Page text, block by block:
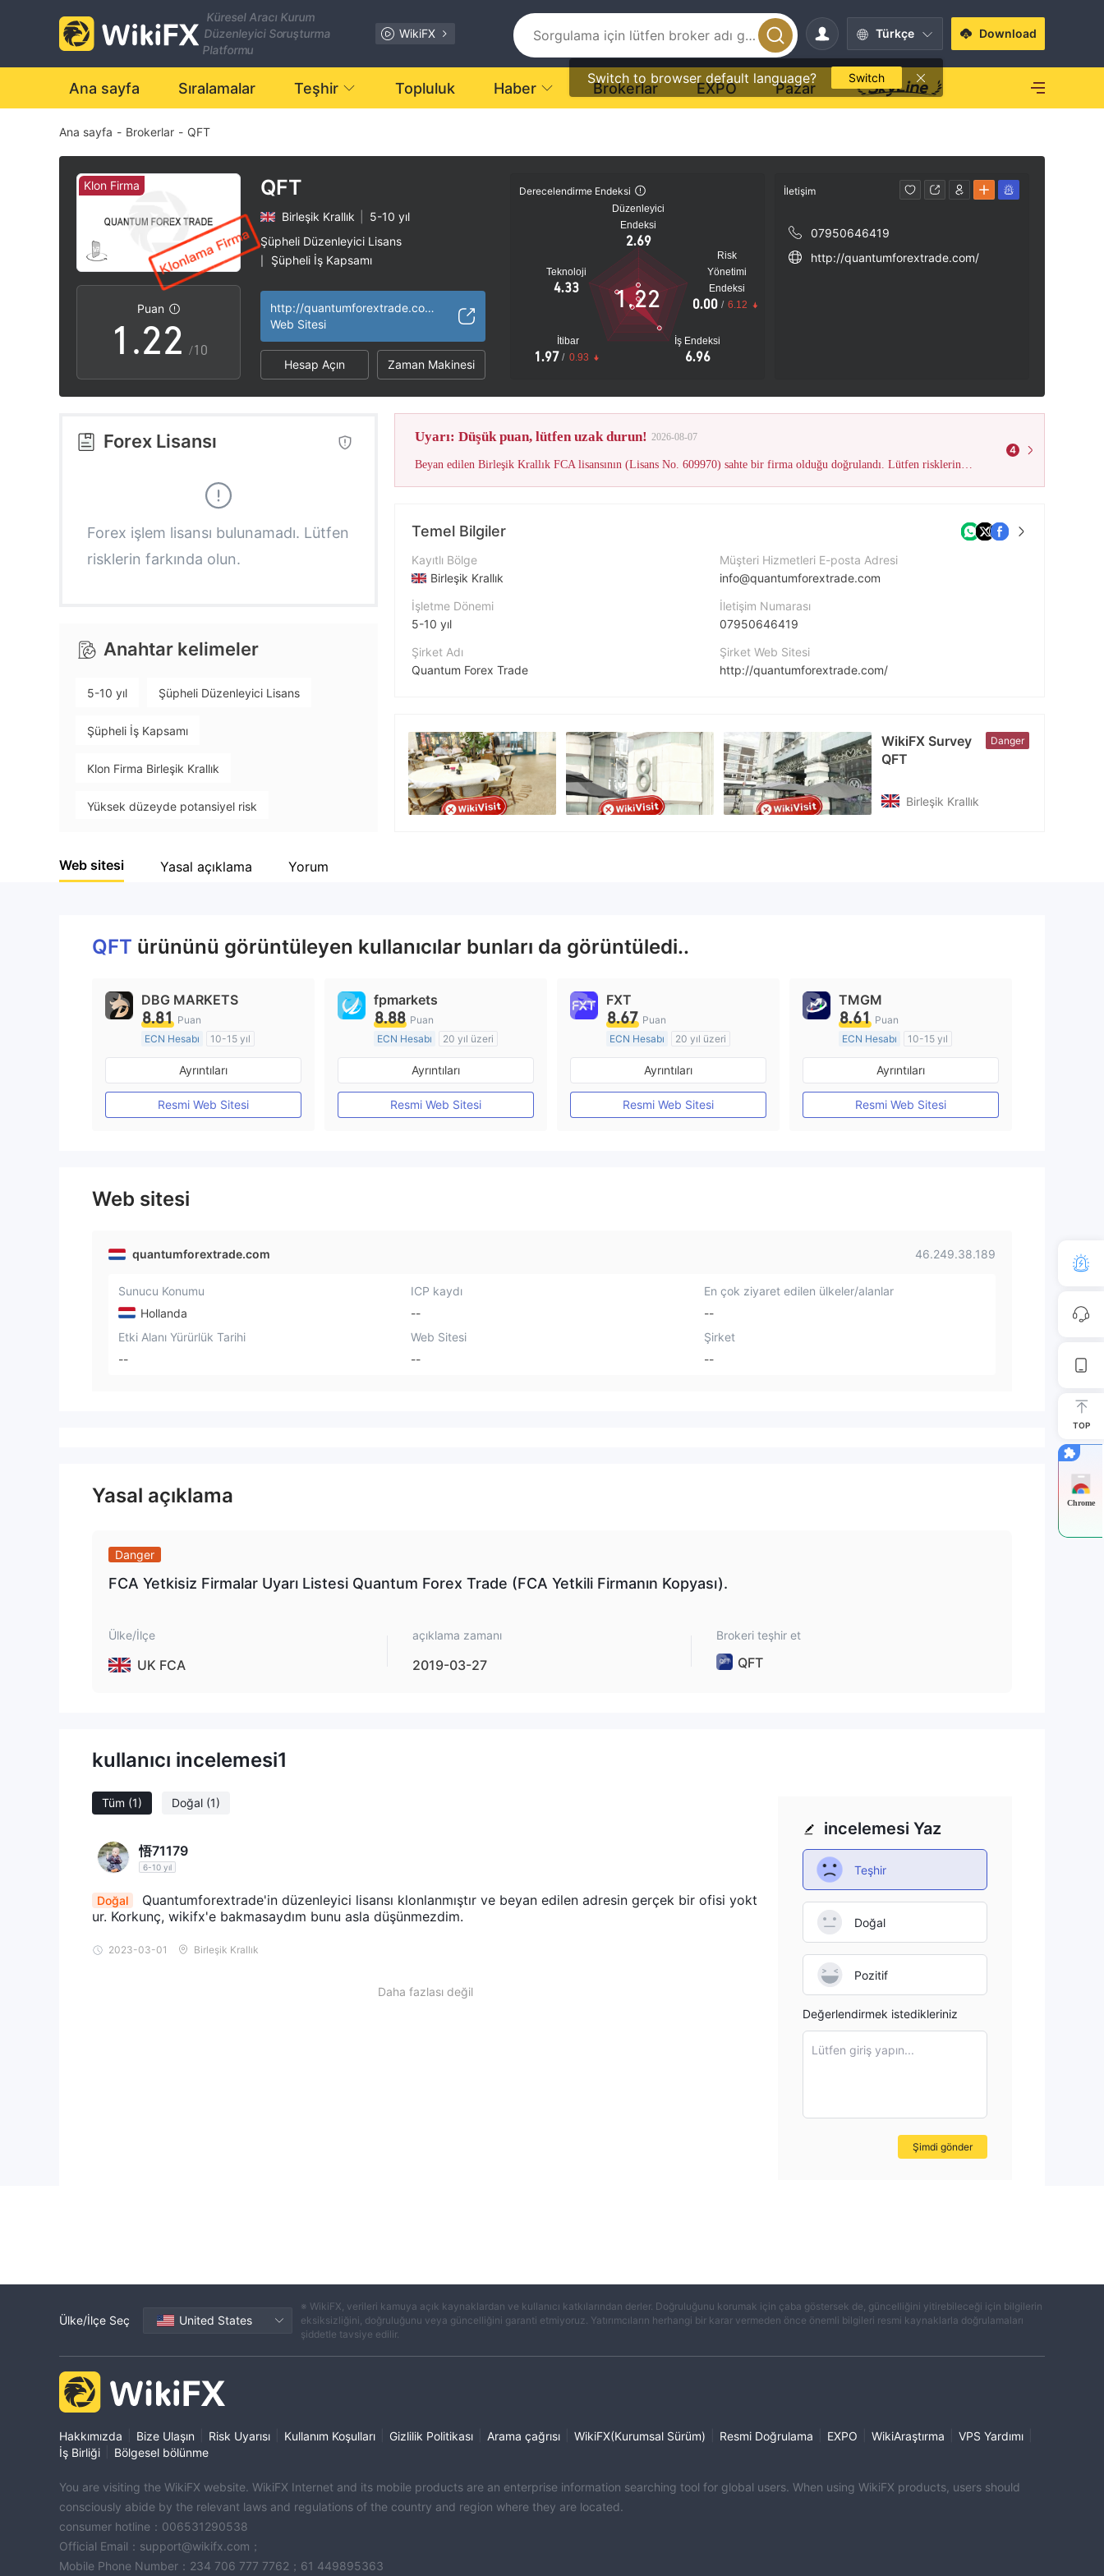
Küresel Aracı Kurum
Düzenleyici Soruşturma
Platformu
WikiFX Türkçe
Switch to browser default language? Switch
Download
Ana sayfa Sıralamalar Teşhir Topluluk Haber Brokerlar EXPO Pazar
Ana sayfa - Brokerlar - QFT
Klon Firma
Puan
0
1
2
3
5
6
9
.
0
1
2
3
4
6
7
0
1
2
3
4
6
7
/10
QFT
Birleşik Krallık
5-10 yıl
Şüpheli Düzenleyici Lisans
Şüpheli İş Kapsamı
http://quantumforextrade.com/
Web Sitesi
Hesap Açın Zaman Makinesi
Derecelendirme Endeksi
Düzenleyici
Endeksi
2.69
Teknoloji
4.33
İtibar
1.97 / 0.93
İş Endeksi
6.96
Risk
Yönetimi
Endeksi
0.00 / 6.12
1.22
İletişim
07950646419
http://quantumforextrade.com/
Forex Lisansı
Forex işlem lisansı bulunamadı. Lütfen
risklerin farkında olun.
Anahtar kelimeler
5-10 yıl Şüpheli Düzenleyici Lisans
Şüpheli İş Kapsamı
Klon Firma Birleşik Krallık
Yüksek düzeyde potansiyel risk
Uyarı: Düşük puan, lütfen uzak durun! 2026-08-07
Beyan edilen Birleşik Krallık FCA lisansının (Lisans No. 609970) sahte bir firma olduğu doğrulandı. Lütfen risklerin farkında olun ve zarar görmemek için tetikte kalın!
4
Temel Bilgiler
Kayıtlı Bölge
Birleşik Krallık
İşletme Dönemi
5-10 yıl
Şirket Adı
Quantum Forex Trade
Şirket çalışanı
--
Müşteri Hizmetleri E-posta Adresi
info@quantumforextrade.com
İletişim Numarası
07950646419
Şirket Web Sitesi
http://quantumforextrade.com/
WikiFX Survey
QFT
Danger
Birleşik Krallık
Web sitesi Yasal açıklama Yorum
QFT ürününü görüntüleyen kullanıcılar bunları da görüntüledi..
DBG MARKETS
8.81 Puan
ECN Hesabı
10-15 yıl
Düzenleyici Ülke/Bölge: Avustralya
Pazar Yapıcılık (MM)
MT4 Tam Lisans
Ayrıntıları
Resmi Web Sitesi
fpmarkets
8.88 Puan
ECN Hesabı
20 yıl üzeri
Düzenleyici Ülke/Bölge: Avustralya
Pazar Yapıcılık (MM)
MT4 Tam Lisans
Ayrıntıları
Resmi Web Sitesi
FXT
8.67 Puan
ECN Hesabı
20 yıl üzeri
Düzenleyici Ülke/Bölge: Avustralya
Pazar Yapıcılık (MM)
MT4 Tam Lisans
Ayrıntıları
Resmi Web Sitesi
TMGM
8.61 Puan
ECN Hesabı
10-15 yıl
Düzenleyici Ülke/Bölge: Avustralya
Pazar Yapıcılık (MM)
MT4 Tam Lisans
Ayrıntıları
Resmi Web Sitesi
Web sitesi
quantumforextrade.com 46.249.38.189
Sunucu Konumu
Hollanda
ICP kaydı
--
En çok ziyaret edilen ülkeler/alanlar
--
Etki Alanı Yürürlük Tarihi
--
Web Sitesi
--
Şirket
--
Yasal açıklama
Danger
FCA Yetkisiz Firmalar Uyarı Listesi Quantum Forex Trade (FCA Yetkili Firmanın Kopyası).
Ülke/İlçe
UK FCA
açıklama zamanı
2019-03-27
Brokeri teşhir et
QFT
kullanıcı incelemesi1
Tüm (1) Doğal (1)
悟71179
6-10 yıl
Doğal
Quantumforextrade'in düzenleyici lisansı klonlanmıştır ve beyan edilen adresin gerçek bir ofisi yokt
ur. Korkunç, wikifx'e bakmasaydım bunu asla düşünmezdim.
2023-03-01 Birleşik Krallık
Daha fazlası değil
incelemesi Yaz
Teşhir
Doğal
Pozitif
Değerlendirmek istedikleriniz
Lütfen giriş yapın...
Şimdi gönder
TOP
Chrome
Ülke/İlçe Seç United States
※ WikiFX, verileri kamuya açık kaynaklardan ve kullanıcı katkılarından derler. Doğruluğunu korumak için çaba göstersek de, güncelliğini yitirebileceği için bilgilerin
eksiksizliğini, doğruluğunu veya güncelliğini garanti etmiyoruz. Yatırımcıların herhangi bir karar vermeden önce önemli bilgileri resmi kaynaklarla doğrulamaları
şiddetle tavsiye edilir.
Hakkımızda Bize Ulaşın Risk Uyarısı Kullanım Koşulları Gizlilik Politikası Arama çağrısı WikiFX(Kurumsal Sürüm) Resmi Doğrulama EXPO WikiAraştırma VPS Yardımı
İş Birliği
Bölgesel bölünme
You are visiting the WikiFX website. WikiFX Internet and its mobile products are an enterprise information searching tool for global users. When using WikiFX products, users should
consciously abide by the relevant laws and regulations of the country and region where they are located.
consumer hotline：006531290538
Official Email：support@wikifx.com；
Mobile Phone Number：234 706 777 7762；61 449895363